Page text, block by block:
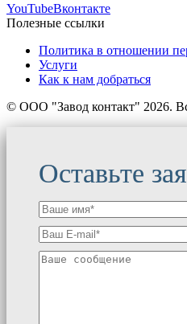
YouTubeВконтакте
Полезные ссылки
Политика в отношении
Услуги
Как к нам добраться
© ООО "Завод контакт" 2026.
Оставьте